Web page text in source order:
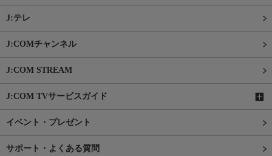
J:テレ
J:COMチャンネル
J:COM STREAM
J:COM TVサービスガイド
イベント・プレゼント
サポート・よくある質問